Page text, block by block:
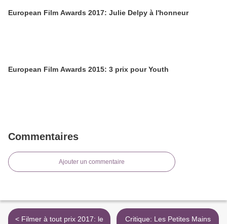
European Film Awards 2017: Julie Delpy à l'honneur
European Film Awards 2015: 3 prix pour Youth
Commentaires
Ajouter un commentaire
< Filmer à tout prix 2017: le
Critique: Les Petites Mains